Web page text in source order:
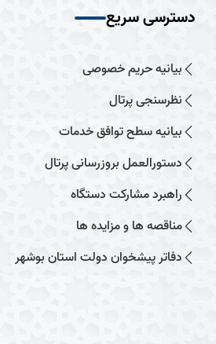
دسترسی سریع
بیانیه حریم خصوصی
نظرسنجی پرتال
بیانیه سطح توافق خدمات
دستورالعمل بروزرسانی پرتال
راهبرد مشارکت دستگاه
مناقصه ها و مزایده ها
دفاتر پیشخوان دولت استان بوشهر